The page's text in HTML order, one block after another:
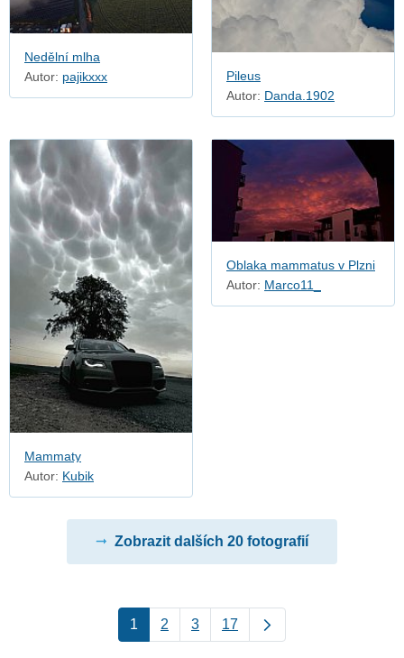
Nedělní mlha
Autor: pajikxxx
Pileus
Autor: Danda.1902
Mammaty
Autor: Kubik
Oblaka mammatus v Plzni
Autor: Marco11_
Zobrazit dalších 20 fotografií
1 2 3 17